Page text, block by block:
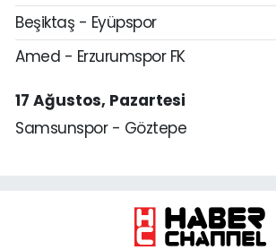
Beşiktaş - Eyüpspor
Amed - Erzurumspor FK
17 Ağustos, Pazartesi
Samsunspor - Göztepe